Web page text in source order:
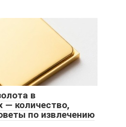
в
— количество,
по извлечению